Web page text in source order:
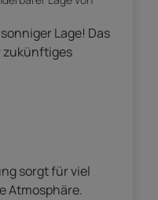
Lage! Das
zukünftiges
sorgt für viel
Atmosphäre.